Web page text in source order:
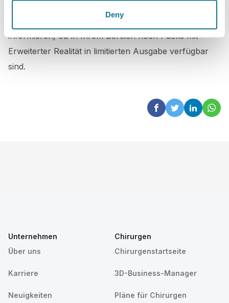
Deny
Mitbewerbern bei uns und wir werden Sie
informieren, ob in Ihrem Bereich noch Packs mit
Erweiterter Realität in limitierten Ausgabe verfügbar
sind.
Unternehmen
Über uns
Karriere
Neuigkeiten
Chirurgen
Chirurgenstartseite
3D-Business-Manager
Pläne für Chirurgen